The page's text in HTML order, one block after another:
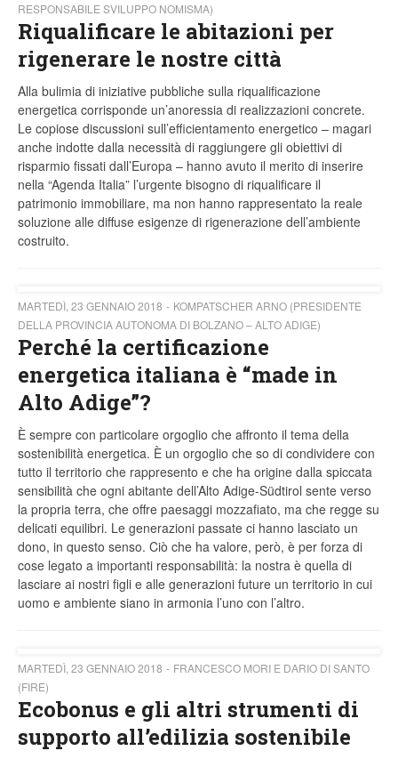
RESPONSABILE SVILUPPO NOMISMA)
Riqualificare le abitazioni per
rigenerare le nostre città
Alla bulimia di iniziative pubbliche sulla riqualificazione
energetica corrisponde un’anoressia di realizzazioni concrete.
Le copiose discussioni sull’efficientamento energetico – magari
anche indotte dalla necessità di raggiungere gli obiettivi di
risparmio fissati dall’Europa – hanno avuto il merito di inserire
nella “Agenda Italia” l’urgente bisogno di riqualificare il
patrimonio immobiliare, ma non hanno rappresentato la reale
soluzione alle diffuse esigenze di rigenerazione dell’ambiente
costruito.
MARTEDÌ, 23 GENNAIO 2018
KOMPATSCHER ARNO (PRESIDENTE
DELLA PROVINCIA AUTONOMA DI BOLZANO – ALTO ADIGE)
Perché la certificazione
energetica italiana è “made in
Alto Adige”?
È sempre con particolare orgoglio che affronto il tema della
sostenibilità energetica. È un orgoglio che so di condividere con
tutto il territorio che rappresento e che ha origine dalla spiccata
sensibilità che ogni abitante dell’Alto Adige-Südtirol sente verso
la propria terra, che offre paesaggi mozzafiato, ma che regge su
delicati equilibri. Le generazioni passate ci hanno lasciato un
dono, in questo senso. Ciò che ha valore, però, è per forza di
cose legato a importanti responsabilità: la nostra è quella di
lasciare ai nostri figli e alle generazioni future un territorio in cui
uomo e ambiente siano in armonia l’uno con l’altro.
MARTEDÌ, 23 GENNAIO 2018
FRANCESCO MORI E DARIO DI SANTO
(FIRE)
Ecobonus e gli altri strumenti di
supporto all’edilizia sostenibile